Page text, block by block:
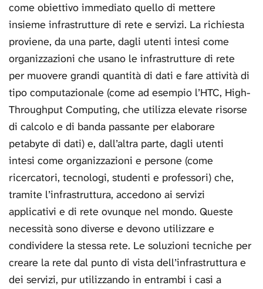
come obiettivo immediato quello di mettere
insieme infrastrutture di rete e servizi. La richiesta
proviene, da una parte, dagli utenti intesi come
organizzazioni che usano le infrastrutture di rete
per muovere grandi quantità di dati e fare attività di
tipo computazionale (come ad esempio l’HTC, High-
Throughput Computing, che utilizza elevate risorse
di calcolo e di banda passante per elaborare
petabyte di dati) e, dall’altra parte, dagli utenti
intesi come organizzazioni e persone (come
ricercatori, tecnologi, studenti e professori) che,
tramite l’infrastruttura, accedono ai servizi
applicativi e di rete ovunque nel mondo. Queste
necessità sono diverse e devono utilizzare e
condividere la stessa rete. Le soluzioni tecniche per
creare la rete dal punto di vista dell’infrastruttura e
dei servizi, pur utilizzando in entrambi i casi a